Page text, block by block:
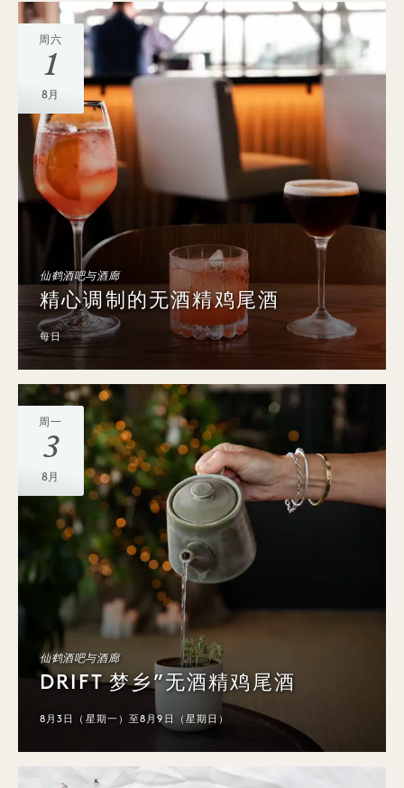
周六
1
8月
仙鹤酒吧与酒廊
精心调制的无酒精鸡尾酒
每日
周一
3
8月
仙鹤酒吧与酒廊
DRIFT 梦乡”无酒精鸡尾酒
8月3日（星期一）至8月9日（星期日）